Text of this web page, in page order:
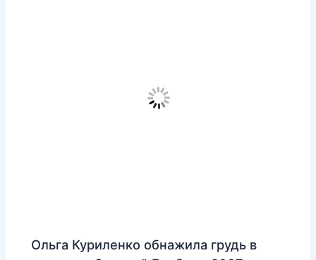
Ольга Куриленко обнажила грудь в